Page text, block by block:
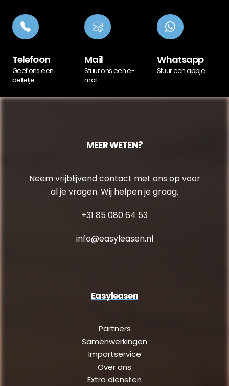
Telefoon
Geef ons een
belletje
Mail
Stuur ons een e-
mail
Whatsapp
Stuur een appje
MEER WETEN?
Neem vrijblijvend contact met ons op voor
al je vragen. Wij helpen je graag.
+31 85 080 64 53
info@easyleasen.nl
Easyleasen
Partners
Samenwerkingen
Importservice
Over ons
Extra diensten